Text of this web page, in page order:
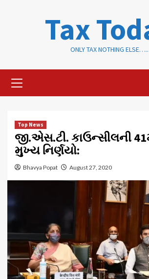
Tax
ONLY TAX NOTHING ELSE…..
Menu
Top News
જી.એસ.ટી. કાઉન્સીલની
મુખ્ય નિર્ણયો:
Bhavya Popat August 27, 2020